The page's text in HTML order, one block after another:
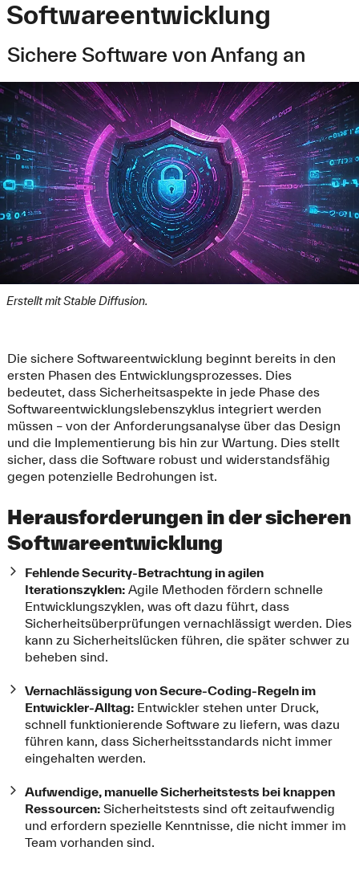
Softwareentwicklung
Sichere Software von Anfang an
Erstellt mit Stable Diffusion.
Die sichere Softwareentwicklung beginnt bereits in den
ersten Phasen des Entwicklungsprozesses. Dies
bedeutet, dass Sicherheitsaspekte in jede Phase des
Softwareentwicklungslebenszyklus integriert werden
müssen – von der Anforderungsanalyse über das Design
und die Implementierung bis hin zur Wartung. Dies stellt
sicher, dass die Software robust und widerstandsfähig
gegen potenzielle Bedrohungen ist.
Herausforderungen in der sicheren
Softwareentwicklung
Fehlende Security-Betrachtung in agilen
Iterationszyklen:Agile Methoden fördern schnelle
Entwicklungszyklen, was oft dazu führt, dass
Sicherheitsüberprüfungen vernachlässigt werden. Dies
kann zu Sicherheitslücken führen, die später schwer zu
beheben sind.
Vernachlässigung von Secure-Coding-Regeln im
Entwickler-Alltag:Entwickler stehen unter Druck,
schnell funktionierende Software zu liefern, was dazu
führen kann, dass Sicherheitsstandards nicht immer
eingehalten werden.
Aufwendige, manuelle Sicherheitstests bei knappen
Ressourcen:Sicherheitstests sind oft zeitaufwendig
und erfordern spezielle Kenntnisse, die nicht immer im
Team vorhanden sind.